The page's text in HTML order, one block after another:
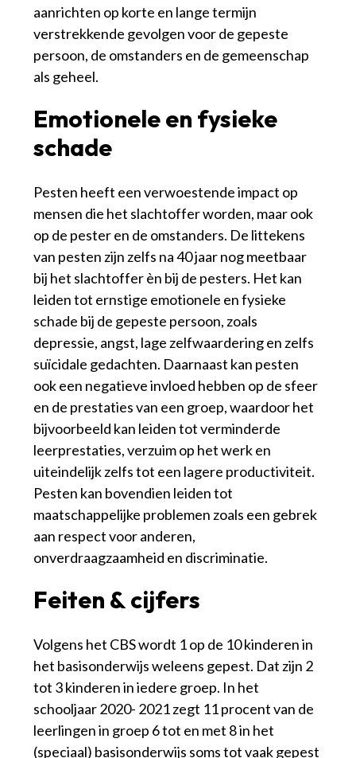
aanrichten op korte en lange termijn
verstrekkende gevolgen voor de gepeste
persoon, de omstanders en de gemeenschap
als geheel.
Emotionele en fysieke
schade
Pesten heeft een verwoestende impact op
mensen die het slachtoffer worden, maar ook
op de pester en de omstanders. De littekens
van pesten zijn zelfs na 40 jaar nog meetbaar
bij het slachtoffer èn bij de pesters. Het kan
leiden tot ernstige emotionele en fysieke
schade bij de gepeste persoon, zoals
depressie, angst, lage zelfwaardering en zelfs
suïcidale gedachten. Daarnaast kan pesten
ook een negatieve invloed hebben op de sfeer
en de prestaties van een groep, waardoor het
bijvoorbeeld kan leiden tot verminderde
leerprestaties, verzuim op het werk en
uiteindelijk zelfs tot een lagere productiviteit.
Pesten kan bovendien leiden tot
maatschappelijke problemen zoals een gebrek
aan respect voor anderen,
onverdraagzaamheid en discriminatie.
Feiten & cijfers
Volgens het CBS wordt 1 op de 10 kinderen in
het basisonderwijs weleens gepest. Dat zijn 2
tot 3 kinderen in iedere groep. In het
schooljaar 2020- 2021 zegt 11 procent van de
leerlingen in groep 6 tot en met 8 in het
(speciaal) basisonderwijs soms tot vaak gepest